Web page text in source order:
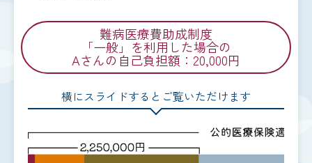
難病医療費助成制度
「一般」を利用した場合の
Aさんの自己負担額：20,000円
横にスライドするとご覧いただけます